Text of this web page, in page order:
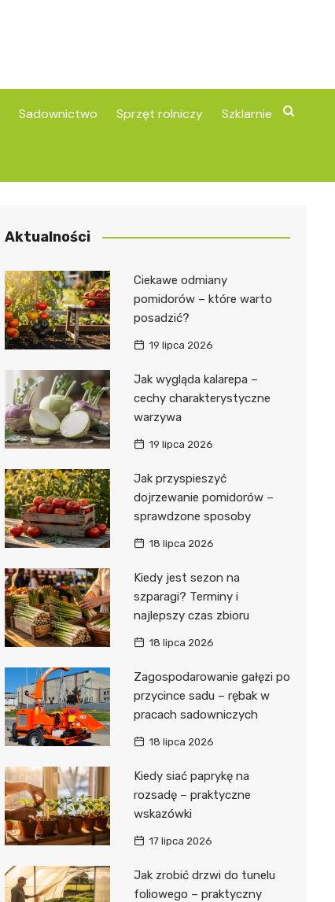
Sadownictwo Sprzęt rolniczy Szklarnie
Aktualności
Ciekawe odmiany
pomidorów – które warto
posadzić?
19 lipca 2026
Jak wygląda kalarepa –
cechy charakterystyczne
warzywa
19 lipca 2026
Jak przyspieszyć
dojrzewanie pomidorów –
sprawdzone sposoby
18 lipca 2026
Kiedy jest sezon na
szparagi? Terminy i
najlepszy czas zbioru
18 lipca 2026
Zagospodarowanie gałęzi po
przycince sadu – rębak w
pracach sadowniczych
18 lipca 2026
Kiedy siać paprykę na
rozsadę – praktyczne
wskazówki
17 lipca 2026
Jak zrobić drzwi do tunelu
foliowego – praktyczny